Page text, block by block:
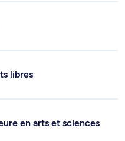
libres
en arts et sciences